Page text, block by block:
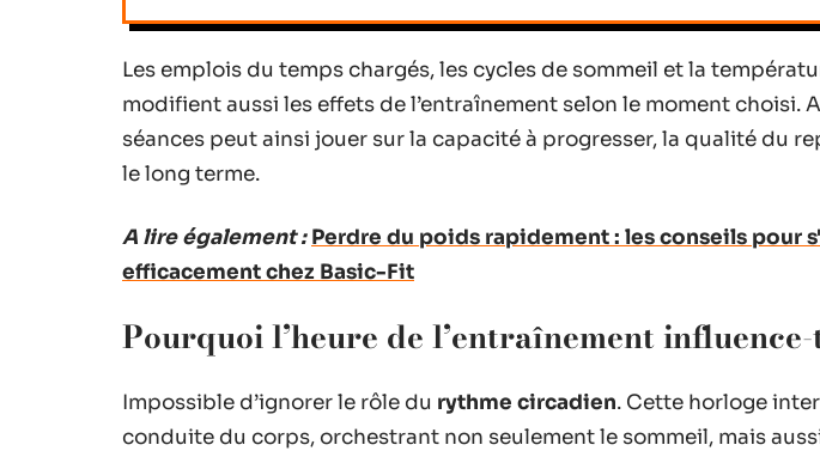
Les emplois du temps chargés, les cycles de sommeil et la
modifient aussi les effets de l’entraînement selon le moment choisi.
séances peut ainsi jouer sur la capacité à progresser, la qualité du
le long terme.
A lire également : Perdre du poids rapidement : les conseils pour
efficacement chez Basic-Fit
Pourquoi l’heure de l’entraînement
Impossible d’ignorer le rôle du rythme circadien. Cette horloge
conduite du corps, orchestrant non seulement le sommeil, mais aussi